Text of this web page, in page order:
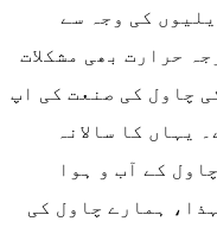
حرارت بھی مشکلات
چاول کی صنعت کی اپ
یہاں کا سالانہ
کے آب و ہوا
ہمارے چاول کی